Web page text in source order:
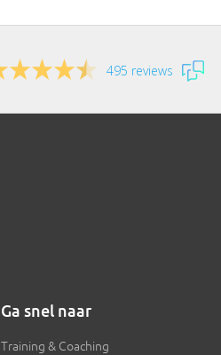
495 reviews
Ga snel naar
Training & Coaching